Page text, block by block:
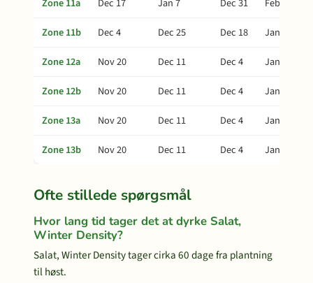
Zone 11a Dec 17 Jan 7 Dec 31
Feb 11
Zone 11b
Dec 4 Dec 25 Dec 18
Jan 29
Zone 12a
Nov 20 Dec 11 Dec 4
Jan 15
Zone 12b
Nov 20 Dec 11 Dec 4
Jan 15
Zone 13a
Nov 20 Dec 11 Dec 4
Jan 15
Zone 13b
Nov 20 Dec 11 Dec 4 Jan 15
Ofte stillede spørgsmål
Hvor lang tid tager det at dyrke Salat,
Winter Density?
Salat, Winter Density tager cirka 60 dage fra plantning
til høst.